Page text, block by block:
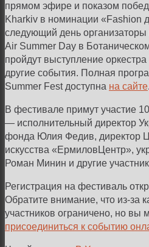
прямом эфире и показом
Kharkiv в номинации «Fashion
следующий день
Air Summer Day в
пройдут выступление
другие события. Полная
Summer Fest доступна на сайте.
В фестивале примут участие
— исполнительный директор
фонда Юлия Федив, директор
искусства «ЕрмиловЦентр»,
Роман Минин и другие
Регистрация на фестиваль
Обратите внимание, что из-за
участников ограничено, но вы
присоединиться к событию